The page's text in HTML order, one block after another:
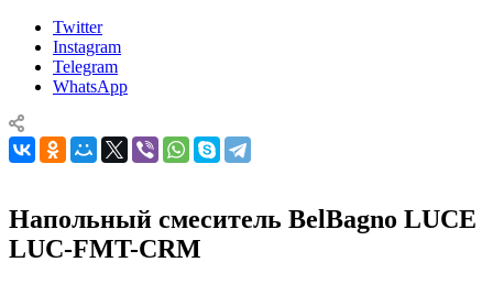
Twitter
Instagram
Telegram
WhatsApp
Напольный смеситель BelBagno LUCE
LUC-FMT-CRM